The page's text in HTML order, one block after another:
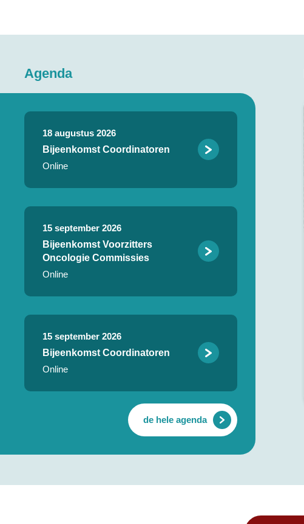
Agenda
18 augustus 2026
Bijeenkomst Coordinatoren
Online
15 september 2026
Bijeenkomst Voorzitters
Oncologie Commissies
Online
15 september 2026
Bijeenkomst Coordinatoren
Online
de hele agenda